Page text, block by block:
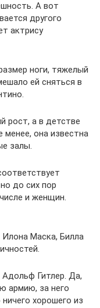
А вот
другого
актрису
ноги, тяжелый
ей сняться в
рост, а в детстве
менее, она известна
залы.
до сих пор
и женщин.
Маска, Билла
Адольф Гитлер. Да,
армию, за него
хорошего из